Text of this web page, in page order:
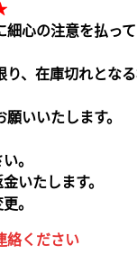
細心の注意を払っ
り、在庫切れとな
いいたします。
。
いたします。
。
絡ください